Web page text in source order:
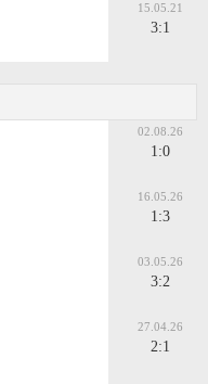
15.05.21
3:1
02.08.26
1:0
16.05.26
1:3
03.05.26
3:2
27.04.26
2:1